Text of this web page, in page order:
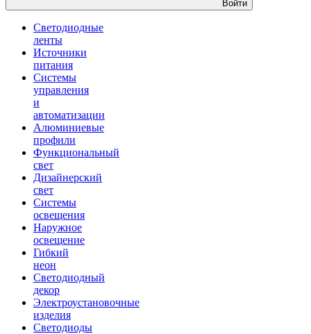
Войти
Светодиодные
ленты
Источники
питания
Системы
управления
и
автоматизации
Алюминиевые
профили
Функциональный
свет
Дизайнерский
свет
Системы
освещения
Наружное
освещение
Гибкий
неон
Светодиодный
декор
Электроустановочные
изделия
Светодиоды